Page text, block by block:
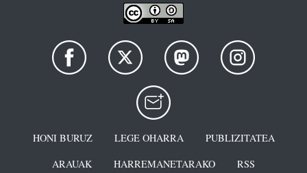
HONI BURUZ LEGE OHARRA
PUBLIZITATEA
ARAUAK
HARREMANETARAKO RSS